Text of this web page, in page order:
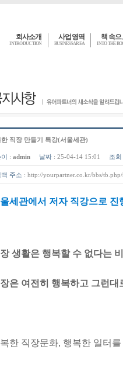
회사소개
INTRODUCTION
사업영역
BUSINESS AREA
책 속
INTO THE
직장 만들기 특강(서울세관)
이 : admin 날짜 : 25-04-14 15:01 조회
백 주소 : http://yourpartner.co.kr/bbs/
세관에서 저자 직강으로 진
생활은 행복할 수 없다는
은 여전히 행복하고 그런
한 직장문화, 행복한 일터